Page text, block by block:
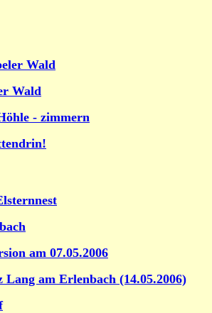
Wald
Wald
- zimmern
am 07.05.2006
am Erlenbach (14.05.2006)